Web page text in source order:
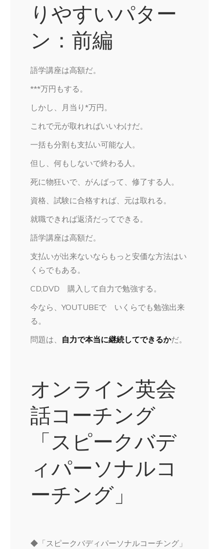
りやすいパター
ン：前編
語学講座は高額だ。
***万円もする。
しかし、月当り*万円。
これで元が取れればいいわけだ。
一括も分割も支払い可能な人。
但し、何もしないで終わる人。
死に物狂いで、がんばって、修了する人。
資格、試験に合格すれば、元は取れる。
就職できれば返済だってできる。
語学講座は高額だ。
支払いが出来ないならもっと安価な方法はい
くらでもある。
CD,DVD 購入して自力で勉強する。
今なら、YOUTUBEで いくらでも勉強出来
る。
問題は、 自力で本当に継続してできるかだ。
オンライン英会
話コーチング
「スピークバデ
ィパーソナルコ
ーチング」
◆「スピークバディパーソナルコーチング」